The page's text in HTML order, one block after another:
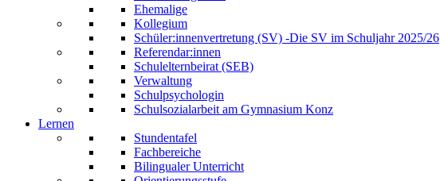
Ehemalige
Kollegium
Schüler:innenvertretung (SV) -Die SV im Schuljahr 2025/26
Referendar:innen
Schulelternbeirat (SEB)
Verwaltung
Schulpsychologin
Schulsozialarbeit am Gymnasium Konz
Lernen
Stundentafel
Fachbereiche
Bilingualer Unterricht